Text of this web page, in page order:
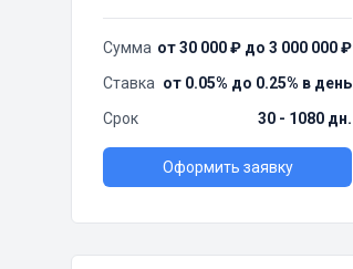
Сумма от 30 000 ₽ до 3 000 000 ₽
Ставка от 0.05% до 0.25% в день
Срок
30 - 1080 дн.
Оформить заявку